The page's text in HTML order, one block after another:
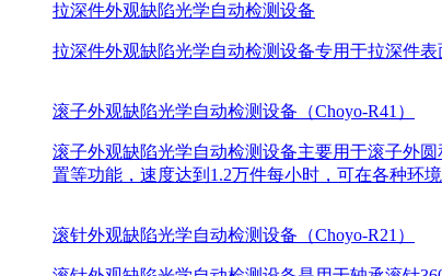
拉深件外观缺陷光学自动检测设备
拉深件外观缺陷光学自动检测设备专用于拉深件
滚子外观缺陷光学自动检测设备（Choyo-R41）
滚子外观缺陷光学自动检测设备主要用于滚子外
置等功能，速度达到1.2万件每小时，可在各种环
滚针外观缺陷光学自动检测设备（Choyo-R21）